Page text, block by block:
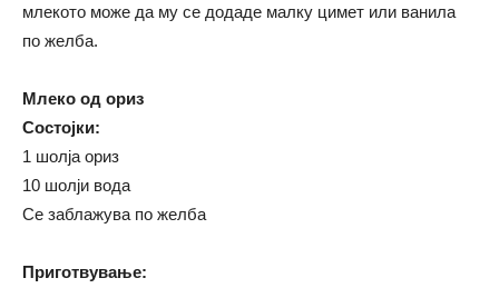
млекото може да му се додаде малку цимет или ванила
по желба.
Млеко од ориз
Состојки:
1 шолја ориз
10 шолји вода
Се заблажува по желба
Приготвување: